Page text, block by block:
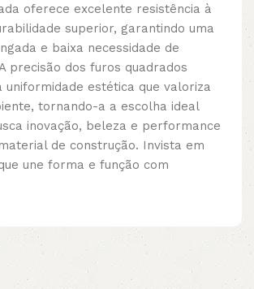
oferece excelente resistência à
superior, garantindo uma
e baixa necessidade de
precisão dos furos quadrados
uniformidade estética que valoriza
tornando-a a escolha ideal
inovação, beleza e performance
de construção. Invista em
une forma e função com